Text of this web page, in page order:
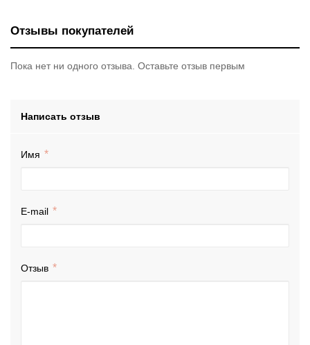
Отзывы покупателей
Пока нет ни одного отзыва. Оставьте отзыв первым
Написать отзыв
Имя
E-mail
Отзыв